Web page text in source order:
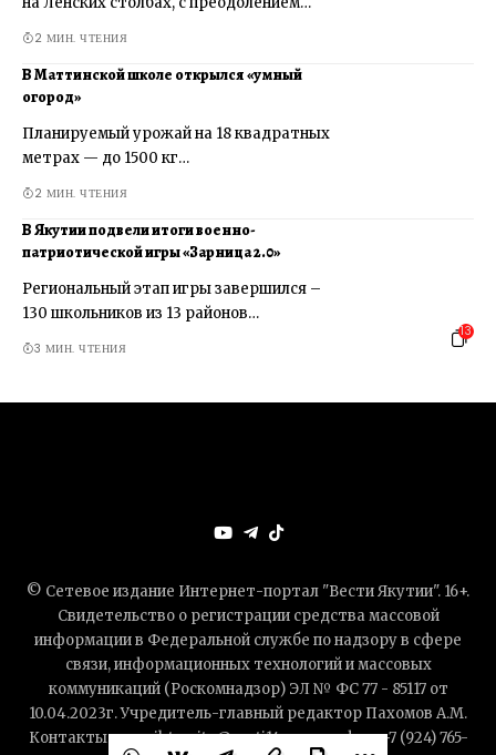
2 МИН. ЧТЕНИЯ
В Маттинской школе открылся «умный
огород»
Планируемый урожай на 18 квадратных
метрах — до 1500 кг…
2 МИН. ЧТЕНИЯ
13
В Якутии подвели итоги военно-
патриотической игры «Зарница 2.0»
Региональный этап игры завершился –
130 школьников из 13 районов…
3 МИН. ЧТЕНИЯ
© Сетевое издание Интернет-портал "Вести Якутии". 16+.
Свидетельство о регистрации средства массовой
информации в Федеральной службе по надзору в сфере
связи, информационных технологий и массовых
коммуникаций (Роскомнадзор) ЭЛ № ФС 77 - 85117 от
10.04.2023г. Учредитель-главный редактор Пахомов А.М.
Контакты — mail-to: site@vesti14.ru, телефон: +7 (924) 765-